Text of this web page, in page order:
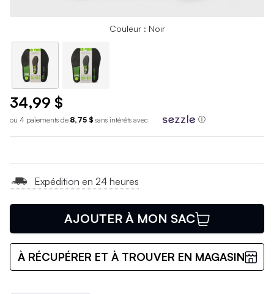
Couleur : Noir
34,99 $
ou 4 paiements de 8,75 $ sans intérêts avec ⓘ
Expédition en 24 heures
AJOUTER À MON SAC
À RÉCUPÉRER ET À TROUVER EN MAGASIN